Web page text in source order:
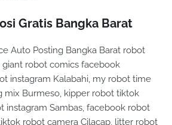
Gratis Bangka Barat
Auto Posting Bangka Barat robot
giant robot comics facebook
instagram Kalabahi, my robot time
mix Burmeso, kipper robot tiktok
instagram Sambas, facebook robot
robot camera Cilacap, litter robot